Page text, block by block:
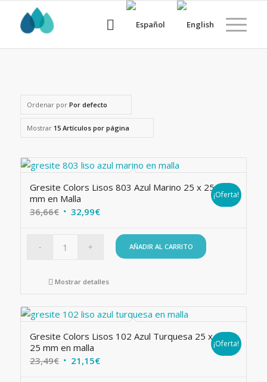
Ordenar por Por defecto
Mostrar 15 Artículos por página
Gresite Colors Lisos 803 Azul Marino 25 x 25
mm en Malla
36,66€ El
era:
32,99€El
actual
¡Oferta!
AÑADIR AL CARRITO
Mostrar detalles
Gresite Colors Lisos 102 Azul Turquesa 25 x
25 mm en malla
23,49€ El 21,15€El
¡Oferta!